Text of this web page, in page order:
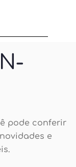
pode conferir
e